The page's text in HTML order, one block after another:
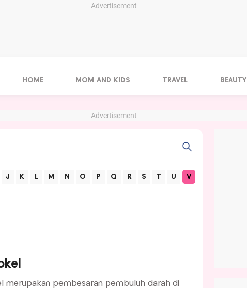
Advertisement
HOME MOM AND KIDS TRAVEL BEAUTY
Advertisement
J K L M N O P Q R S T U
V
merupakan pembesaran pembuluh darah di